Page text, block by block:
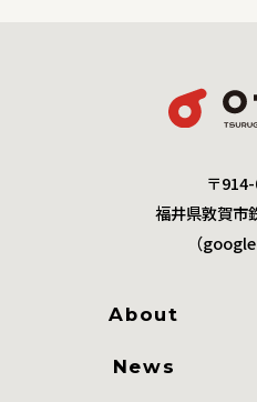
〒
福井県敦賀市
（
About
News